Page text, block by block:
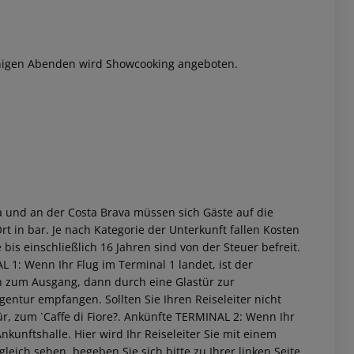
Abenden wird Showcooking angeboten.
und an der Costa Brava müssen sich Gäste auf die
in bar. Je nach Kategorie der Unterkunft fallen Kosten
bis einschließlich 16 Jahren sind von der Steuer befreit.
1: Wenn Ihr Flug im Terminal 1 landet, ist der
zum Ausgang, dann durch eine Glastür zur
empfangen. Sollten Sie Ihren Reiseleiter nicht
zum `Caffe di Fiore?. Ankünfte TERMINAL 2: Wenn Ihr
Hier wird Ihr Reiseleiter Sie mit einem